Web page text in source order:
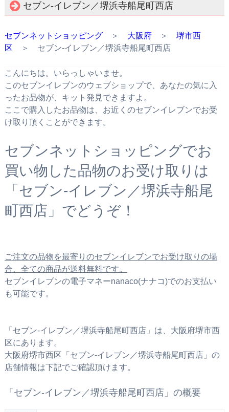
セブン‐イレブン／堺浜寺船尾町西店
セブンネットショッピング＞ 大阪府＞ 堺市西
区 ＞ セブン‐イレブン／堺浜寺船尾町西店
こんにちは。いらっしゃいませ。
このセブンイレブンのウェブショップで、あなたの気に入
ったお品物が、キット発見できますよ。
ここで購入したお品物は、お近くのセブンイレブンでお受
け取り頂くことができます。
セブンネットショッピングでお
買い物した品物のお受け取りは
「セブン‐イレブン／堺浜寺船尾
町西店」でどうぞ！
ご注文の品物を最寄りのセブンイレブンでお受け取りの場
合、全ての商品が送料無料です。
セブンイレブンの電子マネーnanaco(ナナコ)でのお支払い
も可能です。
「セブン‐イレブン／堺浜寺船尾町西店」は、大阪府堺市西
区にあります。
大阪府堺市西区「セブン‐イレブン／堺浜寺船尾町西店」の
店舗情報は下記でご確認頂けます。
「セブン‐イレブン／堺浜寺船尾町西店」の概要